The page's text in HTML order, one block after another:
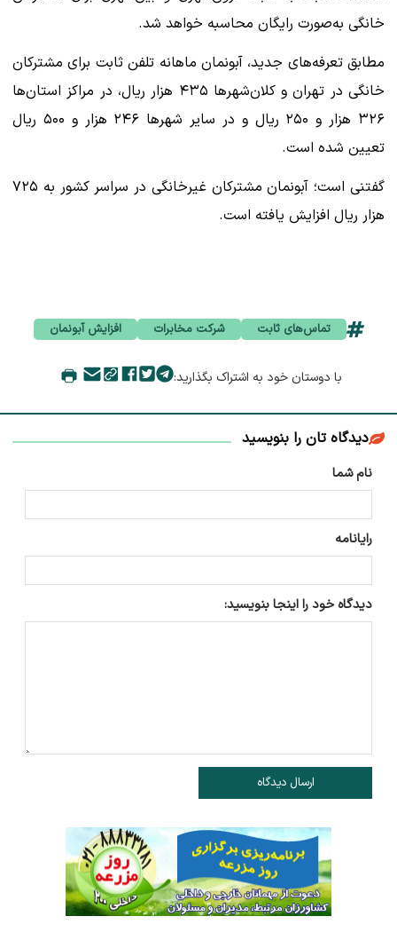
خانگی به‌صورت رایگان محاسبه خواهد شد.
مطابق تعرفه‌های جدید، آبونمان ماهانه تلفن ثابت برای مشترکان
خانگی در تهران و کلان‌شهرها ۴۳۵ هزار ریال، در مراکز استان‌ها
۳۲۶ هزار و ۲۵۰ ریال و در سایر شهرها ۲۴۶ هزار و ۵۰۰ ریال
تعیین شده است.
گفتنی است؛ آبونمان مشترکان غیرخانگی در سراسر کشور به ۷۲۵
هزار ریال افزایش یافته است.
تماس‌های ثابت شرکت مخابرات افزایش آبونمان
با دوستان خود به اشتراک بگذارید:
دیدگاه تان را بنویسید
نام شما
رایانامه
دیدگاه خود را اینجا بنویسید:
ارسال دیدگاه